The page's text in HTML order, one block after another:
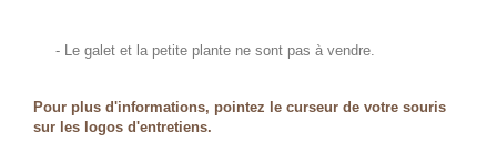
- Le galet et la petite plante ne sont pas à vendre.
Pour plus d'informations, pointez le curseur de votre souris
sur les logos d'entretiens.